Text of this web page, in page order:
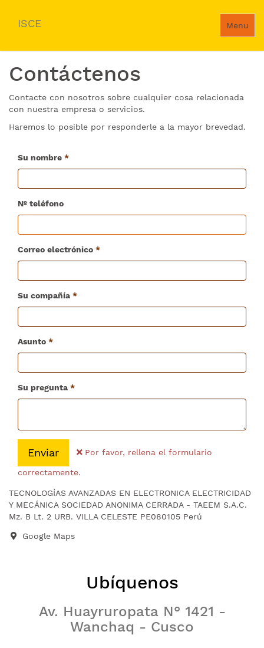
Menu
ISCE
Contáctenos
Contacte con nosotros sobre cualquier cosa relacionada
con nuestra empresa o servicios.
Haremos lo posible por responderle a la mayor brevedad.
Su nombre
Nº teléfono
Correo electrónico
Su compañía
Asunto
Su pregunta
Enviar Por favor, rellena el formulario
correctamente.
TECNOLOGÍAS AVANZADAS EN ELECTRONICA ELECTRICIDAD
Y MECÁNICA SOCIEDAD ANONIMA CERRADA - TAEEM S.A.C.
Mz. B Lt. 2 URB. VILLA CELESTE PE080105 Perú
Google Maps
Ubíquenos
Av. Huayruropata N° 1421 -
Wanchaq - Cusco